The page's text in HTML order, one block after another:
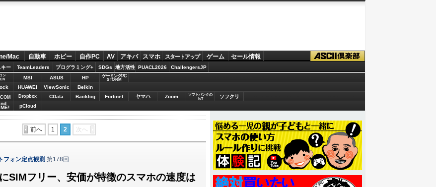
Mac 自動車 ホビー 自作PC AV アキバ スマホ スタートアップ ゲーム セール情報
ー TeamLeaders プログラミング+ SDGs 地方活性 PUACL2026 ChallengersJP
ン
MSI ASUS HP ゲーミングPC
STORM
HUAWEI ViewSonic Belkin
Dropbox CData Backlog Fortinet ヤマハ Zoom
ソフトバンクの
IoT
ソフクリ
pCloud
前へ 1 2 次へ
ォン定点観測 第178回
SIMフリー、安価が特徴のスマホの速度は